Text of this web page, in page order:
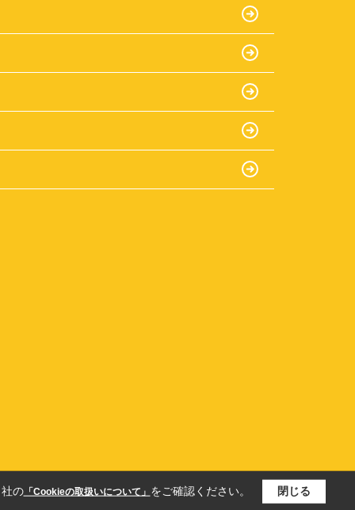
の「Cookieの取扱いについて」 をご確認ください。 閉じる